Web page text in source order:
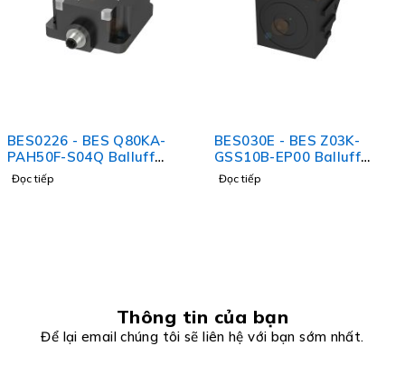
BES0226 - BES Q80KA-
PAH50F-S04Q Balluff
Vietnam
Đọc tiếp
BES030E - BES Z03K-
GSS10B-EP00 Balluff
Vietnam
Đọc tiếp
Thông tin của bạn
Để lại email chúng tôi sẽ liên hệ với bạn sớm nhất.